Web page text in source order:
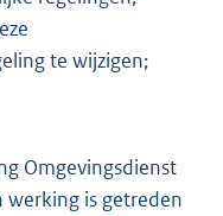
te wijzigen;
Omgevingsdienst
werking is getreden